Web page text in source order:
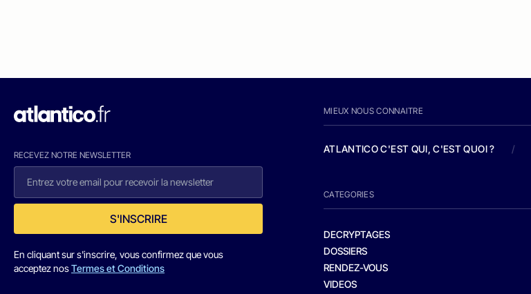
RECEVEZ NOTRE NEWSLETTER
S'INSCRIRE
En cliquant sur s'inscrire, vous confirmez que vous
acceptez nosTermes et Conditions
MIEUX NOUS CONNAITRE
ATLANTICO C'EST QUI, C'EST QUOI ? /
CATEGORIES
DECRYPTAGES
DOSSIERS
RENDEZ-VOUS
VIDEOS